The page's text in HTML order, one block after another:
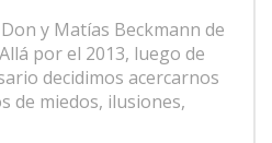
y Matías Beckmann de
por el 2013, luego de
decidimos acercarnos
de miedos, ilusiones,